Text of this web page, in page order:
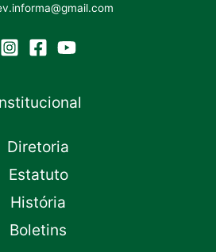
Diretoria
Estatuto
História
Boletins